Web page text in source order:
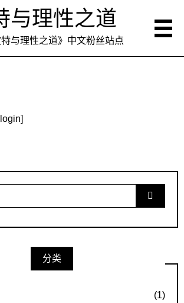
与理性之道
与理性之道》中文粉丝站点
分类
(1)